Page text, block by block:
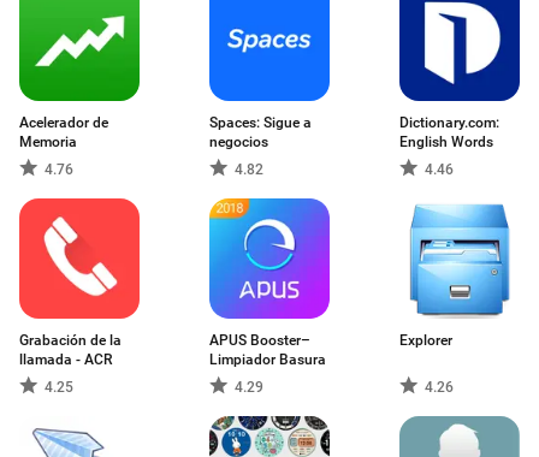
Acelerador de
Memoria
4.76
Spaces: Sigue a
negocios
4.82
Dictionary.com:
English Words
4.46
Grabación de la
llamada - ACR
4.25
APUS Booster–
Limpiador Basura
4.29
Explorer
4.26